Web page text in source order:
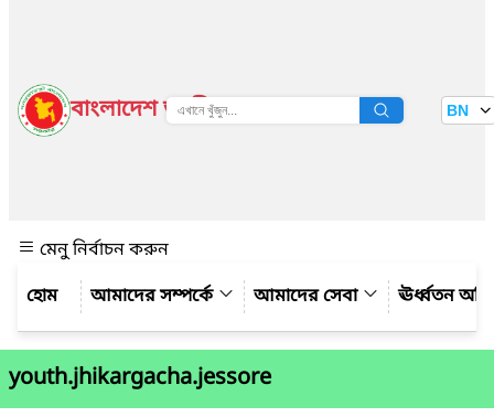
বাংলাদেশ জাতীয় তথ্য বাতায়ন BN
মেনু নির্বাচন করুন
আমাদের সম্পর্কে
আমাদের সেবা ঊর্ধ্বতন
youth.jhikargacha.jessore